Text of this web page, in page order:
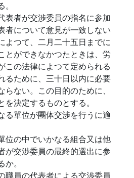
表者が交渉委員の指名に参加
者について意見が一致しない
よつて、二月二十五日までに
とができなかつたときは、労
この法律によつて定められる
るために、三十日以内に必要
ない。この目的のために、
決定するものとする。
る單位が團体交渉を行うに適
位の中でいかなる組合又は他
が交渉委員の最終的選出に参
。
職員の代表者による交渉委員